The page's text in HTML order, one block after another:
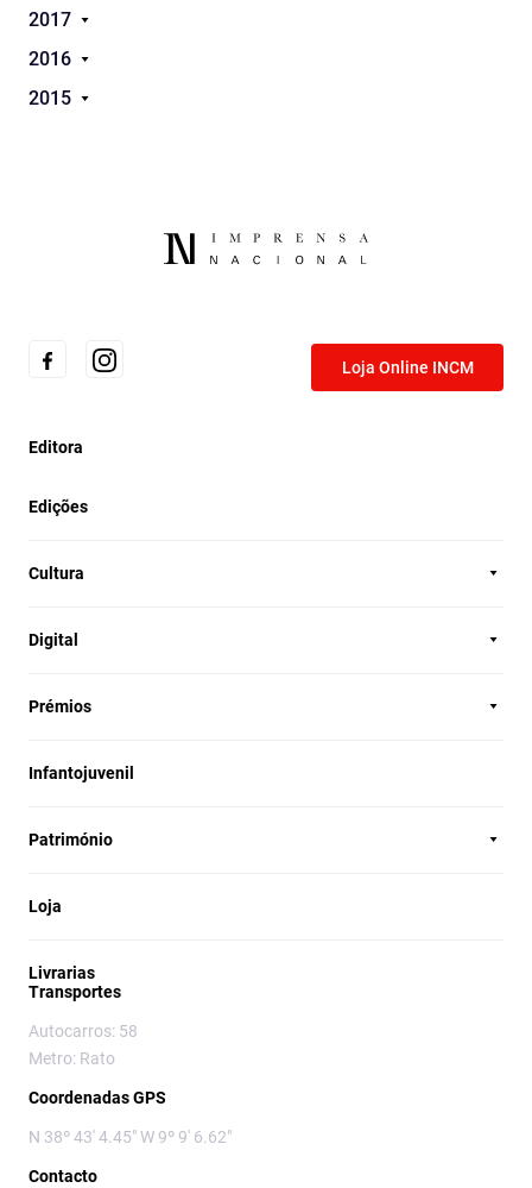
2017
2016
2015
Loja Online INCM
Editora
Edições
Cultura
Digital
Prémios
Infantojuvenil
Património
Loja
Livrarias
Transportes
Autocarros: 58
Metro: Rato
Coordenadas GPS
N 38º 43' 4.45" W 9º 9' 6.62"
Contacto